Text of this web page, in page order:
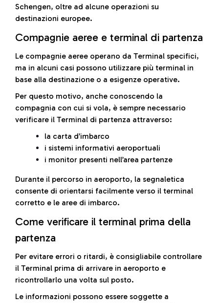
Schengen, oltre ad alcune operazioni su
destinazioni europee.
Compagnie aeree e terminal di partenza
Le compagnie aeree operano da Terminal specifici,
ma in alcuni casi possono utilizzare più terminal in
base alla destinazione o a esigenze operative.
Per questo motivo, anche conoscendo la
compagnia con cui si vola, è sempre necessario
verificare il Terminal di partenza attraverso:
la carta d’imbarco
i sistemi informativi aeroportuali
i monitor presenti nell’area partenze
Durante il percorso in aeroporto, la segnaletica
consente di orientarsi facilmente verso il terminal
corretto e le aree di imbarco.
Come verificare il terminal prima della
partenza
Per evitare errori o ritardi, è consigliabile controllare
il Terminal prima di arrivare in aeroporto e
ricontrollarlo una volta sul posto.
Le informazioni possono essere soggette a